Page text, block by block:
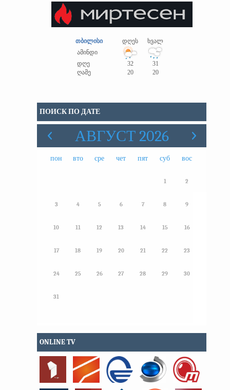
თბილისი დღეს
ხვალ
ამინდი
დღე
32
31
ღამე
20 20
ПОИСК ПО ДАТЕ
АВГУСТ 2026
пон вто сре чет пят суб вос
1 2
3 4 5 6 7 8 9
10 11 12 13 14 15 16
17 18 19 20 21 22 23
24 25 26 27 28 29 30
31
ONLINE TV